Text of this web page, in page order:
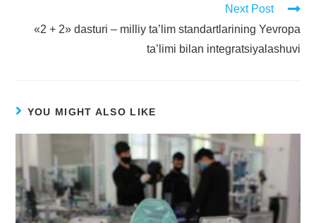
Next Post
«2 + 2» dasturi – milliy ta’lim standartlarining Yevropa
ta’limi bilan integratsiyalashuvi
YOU MIGHT ALSO LIKE